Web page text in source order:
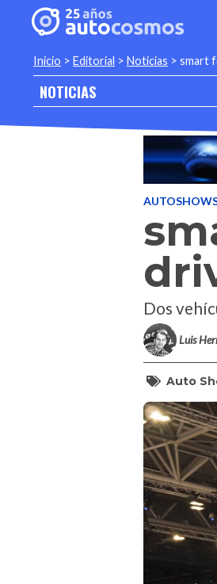
Inicio > Editorial > Noticias > smart
NOTICIAS
Dos
Luis
Auto